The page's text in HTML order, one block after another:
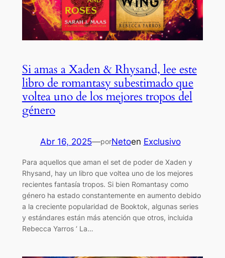
Si amas a Xaden & Rhysand, lee este
libro de romantasy subestimado que
voltea uno de los mejores tropos del
género
Abr 16, 2025—porNetoen Exclusivo
Para aquellos que aman el set de poder de Xaden y
Rhysand, hay un libro que voltea uno de los mejores
recientes fantasía tropos. Si bien Romantasy como
género ha estado constantemente en aumento debido
a la creciente popularidad de Booktok, algunas series
y estándares están más atención que otros, incluida
Rebecca Yarros ‘ La…